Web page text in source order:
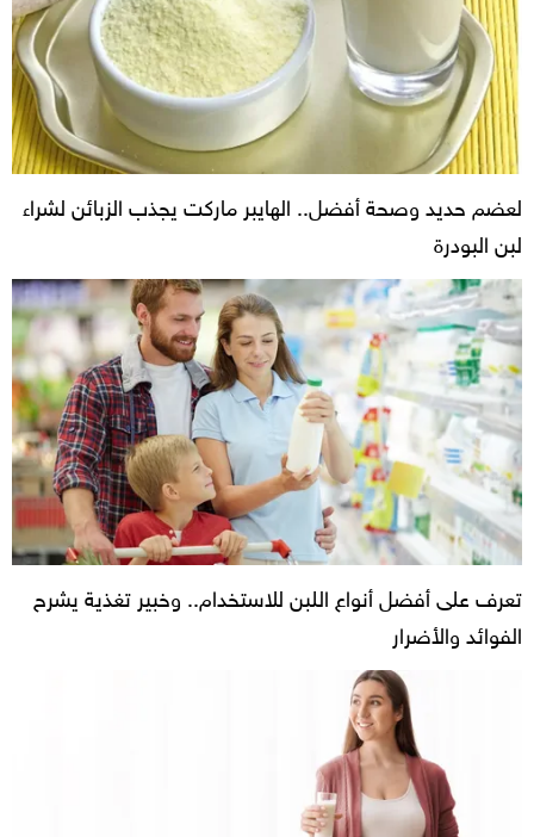
لعضم حديد وصحة أفضل.. الهايبر ماركت يجذب الزبائن لشراء
لبن البودرة
تعرف على أفضل أنواع اللبن للاستخدام.. وخبير تغذية يشرح
الفوائد والأضرار